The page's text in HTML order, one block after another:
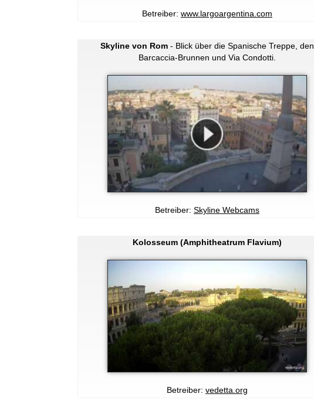
Betreiber: www.largoargentina.com
Skyline von Rom - Blick über die Spanische Treppe, den
Barcaccia-Brunnen und Via Condotti.
Betreiber: Skyline Webcams
Kolosseum (Amphitheatrum Flavium)
Betreiber: vedetta.org